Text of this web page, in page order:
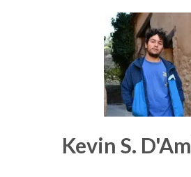
Kevin S.